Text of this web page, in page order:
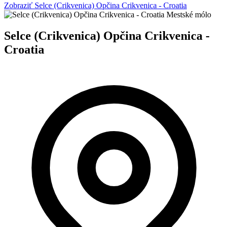
Zobraziť Selce (Crikvenica) Opčina Crikvenica - Croatia
Mestské mólo
Selce (Crikvenica) Opčina Crikvenica -
Croatia